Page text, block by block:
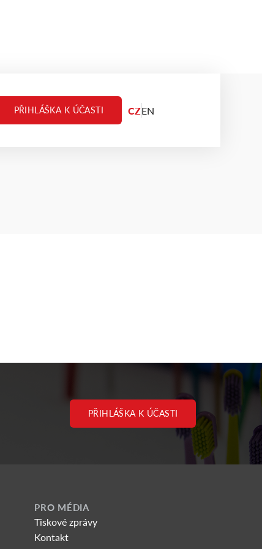
PŘIHLÁŠKA K ÚČASTI CZEN
PŘIHLÁŠKA K ÚČASTI
PRO MÉDIA
Tiskové zprávy
Kontakt